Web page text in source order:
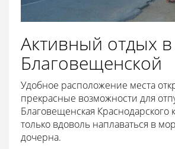
Активный отдых в
Благовещенской
Удобное расположение места
прекрасные возможности для
Благовещенская Краснодарского
только вдоволь наплаваться в
дочерна.